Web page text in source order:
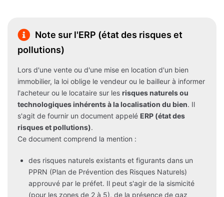
Note sur l'ERP (état des risques et
pollutions)
Lors d'une vente ou d'une mise en location d'un bien
immobilier, la loi oblige le vendeur ou le bailleur à informer
l'acheteur ou le locataire sur les risques naturels ou
technologiques inhérents à la localisation du bien. Il
s'agit de fournir un document appelé ERP (état des
risques et pollutions).
Ce document comprend la mention :
des risques naturels existants et figurants dans un
PPRN (Plan de Prévention des Risques Naturels)
approuvé par le préfet. Il peut s'agir de la sismicité
(pour les zones de 2 à 5), de la présence de gaz